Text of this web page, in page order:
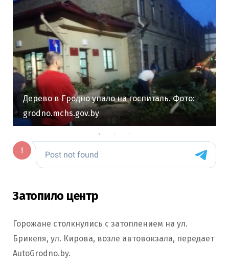
Дерево в Гродно упало на госпиталь. Фото:
grodno.mchs.gov.by
Затопило центр
Горожане столкнулись с затоплением на ул.
Брикеля, ул. Кирова, возле автовокзала, передает
AutoGrodno.by.